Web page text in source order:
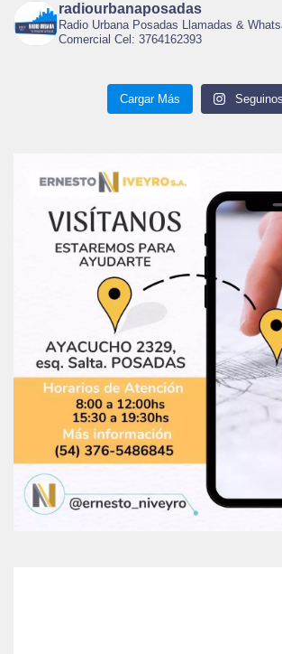
radiourbanaposadas
Radio Urbana Posadas Llamadas &
Comercial Cel: 3764162393
Cargar Más Seguinos